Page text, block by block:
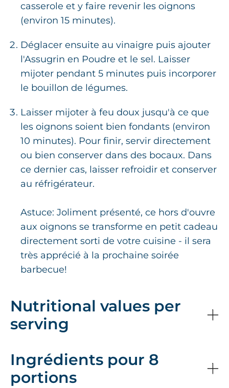
casserole et y faire revenir les oignons
(environ 15 minutes).
Déglacer ensuite au vinaigre puis ajouter
l'Assugrin en Poudre et le sel. Laisser
mijoter pendant 5 minutes puis incorporer
le bouillon de légumes.
Laisser mijoter à feu doux jusqu'à ce que
les oignons soient bien fondants (environ
10 minutes). Pour finir, servir directement
ou bien conserver dans des bocaux. Dans
ce dernier cas, laisser refroidir et conserver
au réfrigérateur.
Astuce: Joliment présenté, ce hors d'ouvre
aux oignons se transforme en petit cadeau
directement sorti de votre cuisine - il sera
très apprécié à la prochaine soirée
barbecue!
Nutritional values per
serving
Ingrédients pour 8
portions